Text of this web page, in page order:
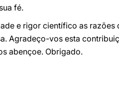
fé.
e rigor científico as razões
Agradeço-vos esta
abençoe. Obrigado.